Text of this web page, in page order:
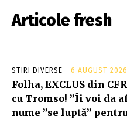
Articole fresh
STIRI DIVERSE 6 AUGUST 2026
Folha, EXCLUS din
cu Tromso! ”Îi voi da
nume ”se luptă”